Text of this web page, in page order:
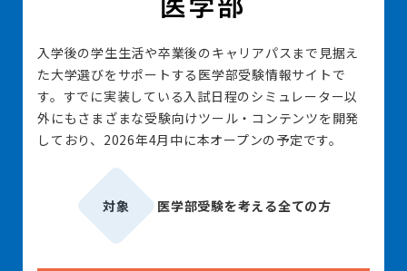
入学後の学生生活や卒業後のキャリアパスまで見据え
た大学選びをサポートする医学部受験情報サイトで
す。すでに実装している入試日程のシミュレーター以
外にもさまざまな受験向けツール・コンテンツを開発
しており、2026年4月中に本オープンの予定です。
対象 医学部受験を考える全ての方